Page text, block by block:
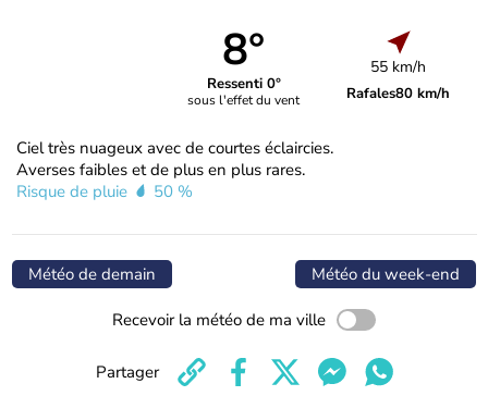
8°
Ressenti 0°
sous l'effet du vent
55 km/h
Rafales80 km/h
Ciel très nuageux avec de courtes éclaircies.
Averses faibles et de plus en plus rares.
Risque de pluie
50 %
Météo de demain Météo du week-end
Recevoir la météo de ma ville
Partager